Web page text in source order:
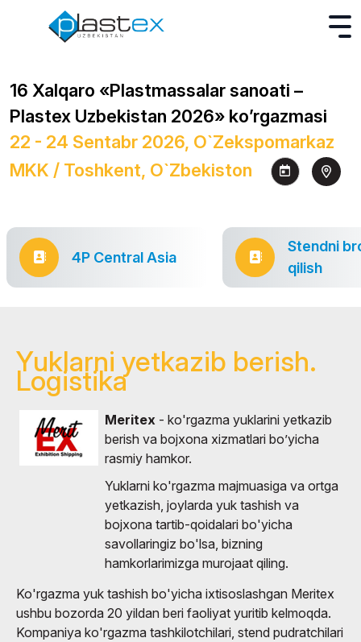
16 Xalqaro «Plastmassalar sanoati –
Plastex Uzbekistan 2026» ko’rgazmasi
22 - 24 Sentabr 2026, O`zekspomarkaz
MKK / Toshkent, O`zbekiston
4P Central Asia
Stendni
qilish
Yuklarni yetkazib berish.
Logistika
Meritex - ko'rgazma yuklarini yetkazib
berish va bojxona xizmatlari bo’yicha
rasmiy hamkor.
Yuklarni ko'rgazma majmuasiga va ortga
yetkazish, joylarda yuk tashish va
bojxona tartib-qoidalari bo'yicha
savollaringiz bo'lsa, bizning
hamkorlarimizga murojaat qiling.
Ko'rgazma yuk tashish bo'yicha ixtisoslashgan Meritex
ushbu bozorda 20 yildan beri faoliyat yuritib kelmoqda.
Kompaniya ko'rgazma tashkilotchilari, stend pudratchilari